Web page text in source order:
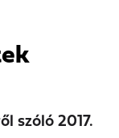
szóló 2017.